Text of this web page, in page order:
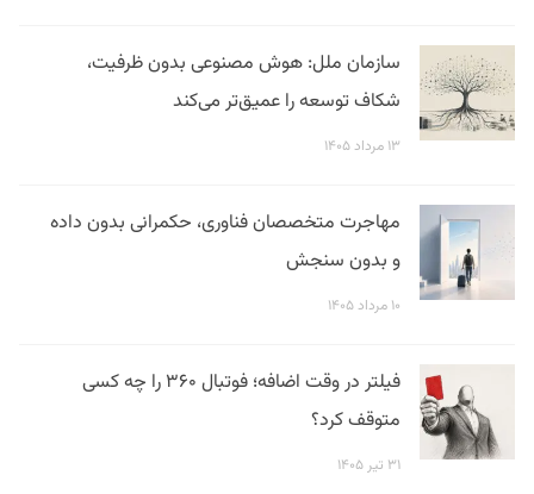
سازمان ملل: هوش مصنوعی بدون ظرفیت،
شکاف توسعه را عمیق‌تر می‌کند
۱۳ مرداد ۱۴۰۵
مهاجرت متخصصان فناوری، حکمرانی بدون داده
و بدون سنجش
۱۰ مرداد ۱۴۰۵
فیلتر در وقت اضافه؛ فوتبال ۳۶۰ را چه کسی
متوقف کرد؟
۳۱ تیر ۱۴۰۵